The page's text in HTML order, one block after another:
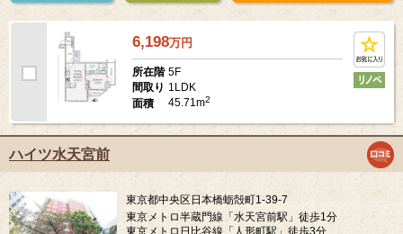
6,198万円
所在階 5F
間取り 1LDK
面積
45.71m2
ハイツ水天宮前
東京都中央区日本橋蛎殻町1-39-7
東京メトロ半蔵門線「水天宮前駅」徒歩1分
東京メトロ日比谷線「人形町駅」徒歩3分